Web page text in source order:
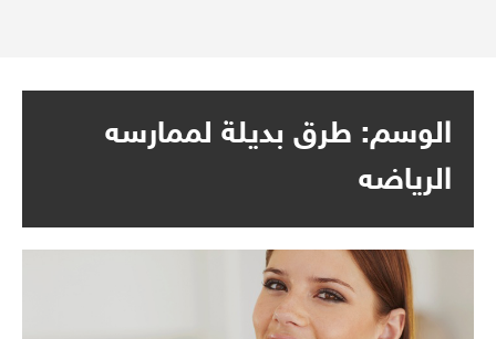
الوسم: طرق بديلة لممارسه
الرياضه